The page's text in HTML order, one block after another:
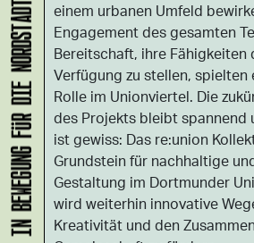
einem urbanen Umfeld
Engagement des gesamten
Bereitschaft, ihre Fähigkeiten
Verfügung zu stellen,
Rolle im Unionviertel. Die
des Projekts bleibt spannend
ist gewiss: Das re:union
Grundstein für nachhaltige
Gestaltung im Dortmunder
wird weiterhin innovative
Kreativität und den